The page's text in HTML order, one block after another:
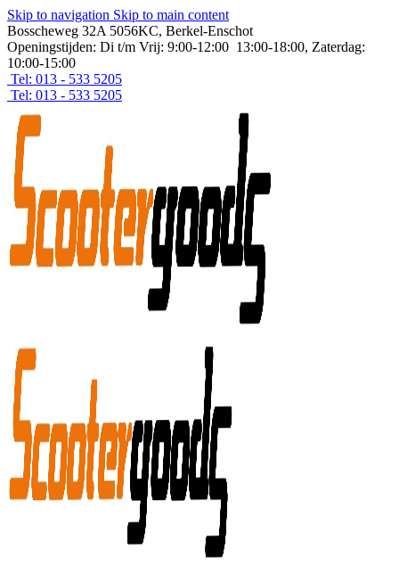
Skip to navigation Skip to main content
Bosscheweg 32A 5056KC, Berkel-Enschot
Openingstijden: Di t/m Vrij: 9:00-12:00 13:00-18:00, Zaterdag:
10:00-15:00
Tel: 013 - 533 5205
Tel: 013 - 533 5205